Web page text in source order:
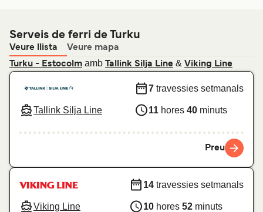
Serveis de ferri de Turku
Veure llista
Veure mapa
Turku - Estocolm amb Tallink Silja Line & Viking Line
Tallink Silja Line
7 travessies setmanals
11 hores 40 minuts
Preu
Viking Line
14 travessies setmanals
10 hores 52 minuts